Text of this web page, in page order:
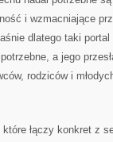
i wzmacniające
dlatego taki
a jego
rodziców i
łączy konkret z